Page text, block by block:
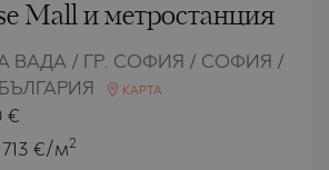
Mall и метростанция
ВАДА / ГР. СОФИЯ / СОФИЯ /
БЪЛГАРИЯ
КАРТА
€
713 €/м2